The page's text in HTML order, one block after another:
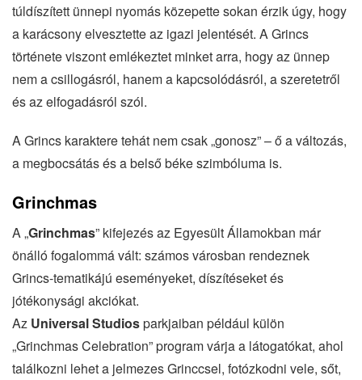
túldíszített ünnepi nyomás közepette sokan érzik úgy, hogy
a karácsony elvesztette az igazi jelentését. A Grincs
története viszont emlékeztet minket arra, hogy az ünnep
nem a csillogásról, hanem a kapcsolódásról, a szeretetről
és az elfogadásról szól.
A Grincs karaktere tehát nem csak „gonosz” – ő a változás,
a megbocsátás és a belső béke szimbóluma is.
Grinchmas
A „Grinchmas” kifejezés az Egyesült Államokban már
önálló fogalommá vált: számos városban rendeznek
Grincs-tematikájú eseményeket, díszítéseket és
jótékonysági akciókat.
Az Universal Studiosparkjaiban például külön
„Grinchmas Celebration” program várja a látogatókat, ahol
találkozni lehet a jelmezes Grinccsel, fotózkodni vele, sőt,